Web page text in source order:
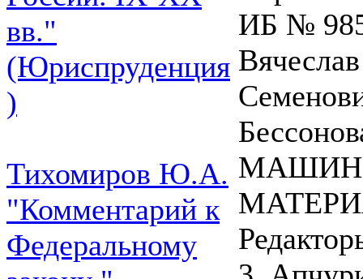
вв."
(Юриспруденция
)
Тихомиров Ю.А.
"Комментарий к
Федеральному
ИБ №